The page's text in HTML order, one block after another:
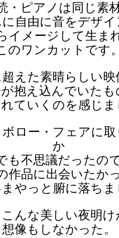
・ピアノは同じ素
自由に音をデザ
イメージして生ま
のワンカットです
えた素晴らしい
が抱え込んでいたも
ていくのを感じ
ロー・フェアに
か
も不思議だったの
作品に出会いたか
まやっと腑に落ち
んな美しい夜明
想像もしなかった。